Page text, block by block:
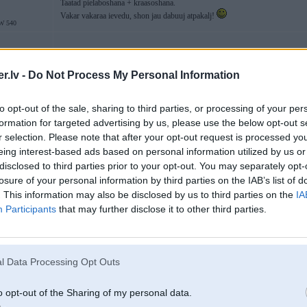
- Do Not Process My Personal Information
opt-out of the sale, sharing to third parties, or processing of your
for targeted advertising by us, please use the below opt-out
selection. Please note that after your opt-out request is processed
interest-based ads based on personal information utilized by us
to third parties prior to your opt-out. You may separately
of your personal information by third parties on the IAB’s list of
This information may also be disclosed by us to third parties on the
Participants that may further disclose it to other third parties.
Data Processing Opt Outs
opt-out of the Sharing of my personal data.
540
Taatad pielaboshana + kraasoshana.
Vakar vakaraa ievedu, shon jau dabuuj atpakalj!
2006-08-16 21:02, riddler rakstīja:
kur vispaar var kvalitatiivi nokraasot disku komplektu
aiz tilta pirms jūrmalas gatves (būtībā zem tilta) ir riepu serviss, tur pa 80Ls
neko neesmu darījies..
80Ls ir dārgi!
Vajag?